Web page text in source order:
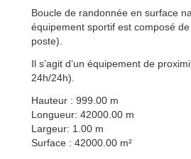
Boucle de randonnée en surface
équipement sportif est composé
poste).
Il s’agit d’un équipement de
24h/24h).
Hauteur : 999.00 m
Longueur: 42000.00 m
Largeur: 1.00 m
Surface : 42000.00 m²